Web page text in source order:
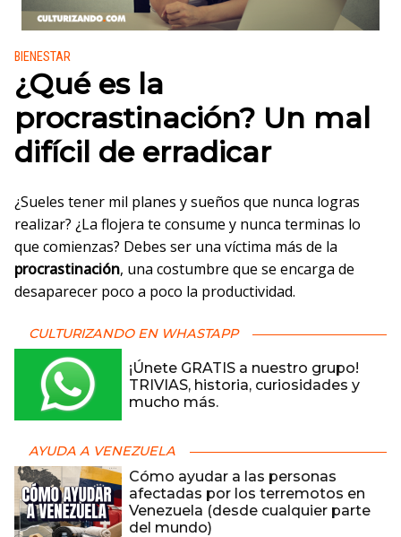
Publicado en:
BIENESTAR
¿Qué es la
procrastinación? Un mal
difícil de erradicar
¿Sueles tener mil planes y sueños que nunca logras
realizar? ¿La flojera te consume y nunca terminas lo
que comienzas? Debes ser una víctima más de la
procrastinación, una costumbre que se encarga de
desaparecer poco a poco la productividad.
CULTURIZANDO EN WHASTAPP
¡Únete GRATIS a nuestro grupo!
TRIVIAS, historia, curiosidades y
mucho más.
AYUDA A VENEZUELA
Cómo ayudar a las personas
afectadas por los terremotos en
Venezuela (desde cualquier parte
del mundo)